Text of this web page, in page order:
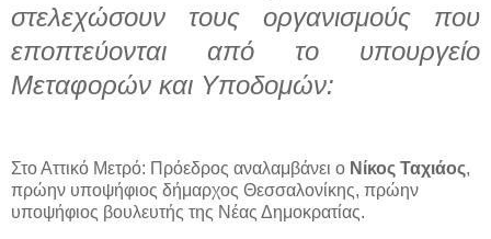
στελεχώσουν τους οργανισμούς που
εποπτεύονται από το υπουργείο
Μεταφορών και Υποδομών:
Στο Αττικό Μετρό: Πρόεδρος αναλαμβάνει ο Νίκος Ταχιάος,
πρώην υποψήφιος δήμαρχος Θεσσαλονίκης, πρώην
υποψήφιος βουλευτής της Νέας Δημοκρατίας.